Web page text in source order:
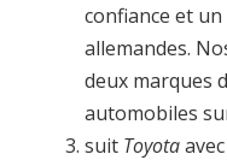
confiance et
allemandes.
deux marques
automobiles
suit Toyota